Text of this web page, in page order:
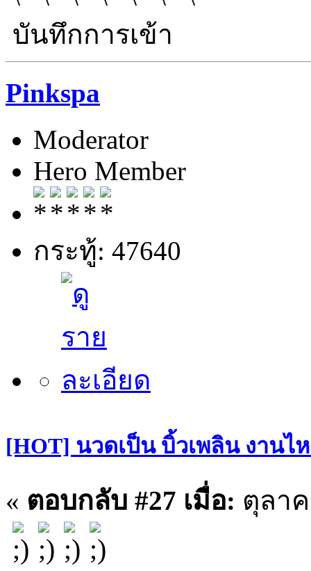
บันทึกการเข้า
Pinkspa
Moderator
Hero Member
กระทู้: 47640
[HOT] นวดเป็น บิ้วเพลิน งานไ
« ตอบกลับ #27 เมื่อ: ตุลาค